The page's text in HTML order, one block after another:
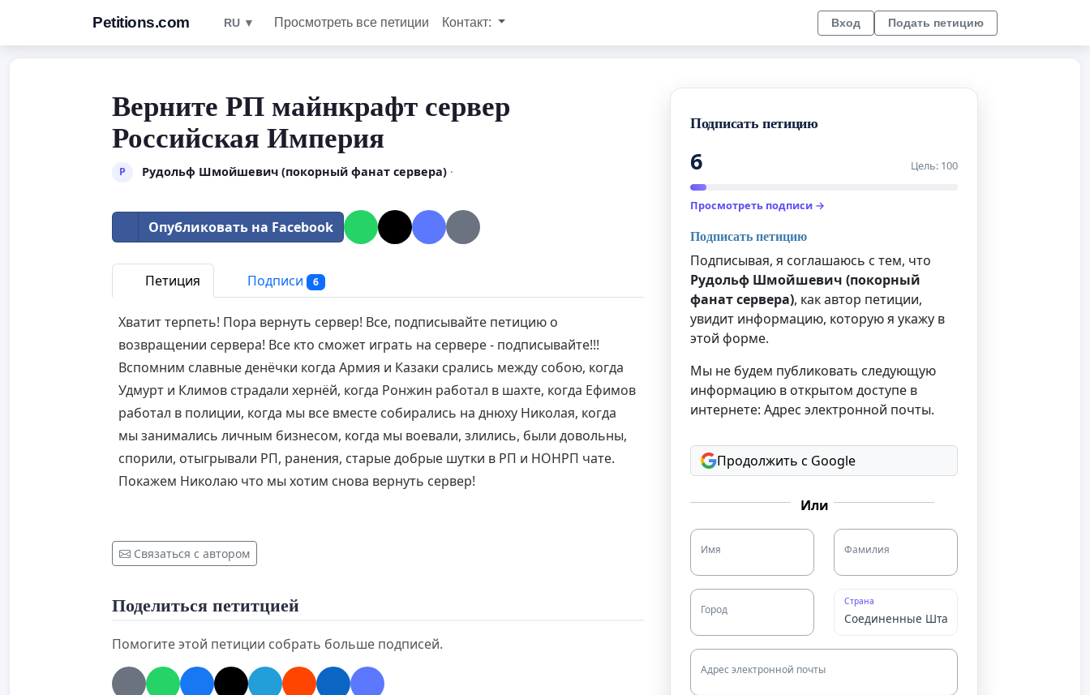
Petitions.com RU ▼ Просмотреть все петиции Контакт: Вход Подать петицию
Верните РП майнкрафт сервер
Российская Империя
Р Рудольф Шмойшевич (покорный фанат сервера)·
Опубликовать на Facebook
Петиция Подписи 6
Хватит терпеть! Пора вернуть сервер! Все, подписывайте петицию о
возвращении сервера! Все кто сможет играть на сервере - подписывайте!!!
Вспомним славные денёчки когда Армия и Казаки срались между собою, когда
Удмурт и Климов страдали хернёй, когда Ронжин работал в шахте, когда Ефимов
работал в полиции, когда мы все вместе собирались на днюху Николая, когда
мы занимались личным бизнесом, когда мы воевали, злились, были довольны,
спорили, отыгрывали РП, ранения, старые добрые шутки в РП и НОНРП чате.
Покажем Николаю что мы хотим снова вернуть сервер!
Связаться с автором
Поделиться петитцией
Помогите этой петиции собрать больше подписей.
Подписать петицию
6 Цель: 100
Просмотреть подписи →
Подписать петицию
Подписывая, я соглашаюсь с тем, что
Рудольф Шмойшевич (покорный
фанат сервера), как автор петиции,
увидит информацию, которую я укажу в
этой форме.
Мы не будем публиковать следующую
информацию в открытом доступе в
интернете: Адрес электронной почты.
Продолжить с Google
Или
Имя Фамилия
Город
Страна
Адрес электронной почты